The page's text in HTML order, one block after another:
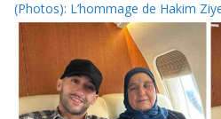
(Photos): L’hommage de Hakim